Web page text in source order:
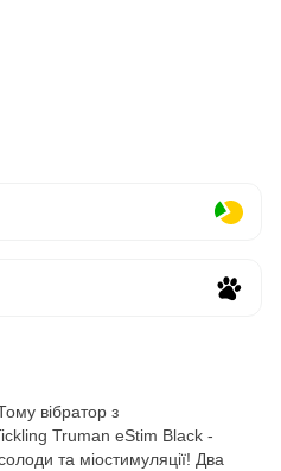
вібратор з
Truman eStim Black -
та міостимуляції! Два